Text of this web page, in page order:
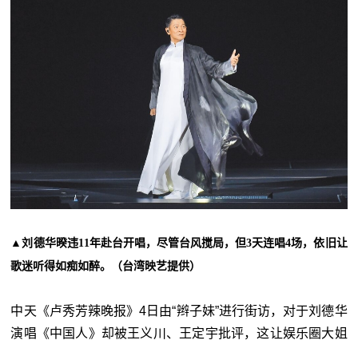
▲刘德华暌违11年赴台开唱，尽管台风搅局，但3天连唱4场，依旧让
歌迷听得如痴如醉。（台湾映艺提供）
中天《卢秀芳辣晚报》4日由“辫子妹”进行街访，对于刘德华
演唱《中国人》却被王义川、王定宇批评，这让娱乐圈大姐